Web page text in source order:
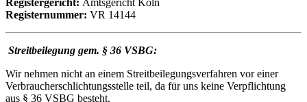
Registergericht: Amtsgericht Köln
Registernummer: VR 14144
Streitbeilegung gem. § 36 VSBG:
Wir nehmen nicht an einem Streitbeilegungsverfahren vor einer
Verbraucherschlichtungsstelle teil, da für uns keine Verpflichtung
aus § 36 VSBG besteht.